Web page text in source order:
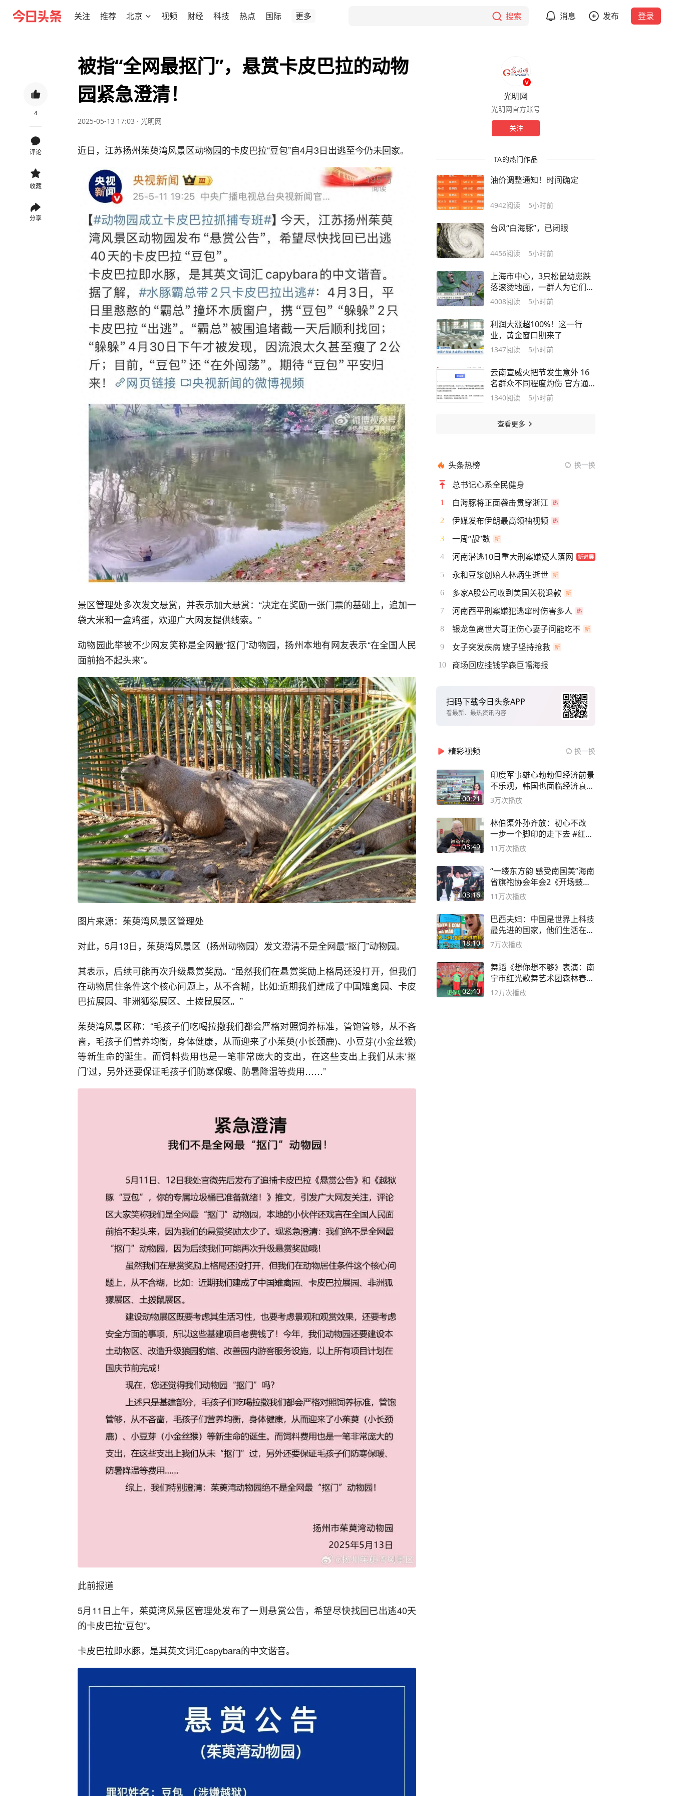
关注 推荐 北京 视频 财经 科技 热点 国际 更多 搜索 消息 发布 登录
4
评论
收藏
分享
被指“全网最抠门”，悬赏卡皮巴拉的动物
园紧急澄清！
2025-05-13 17:03 · 光明网
近日，江苏扬州茱萸湾风景区动物园的卡皮巴拉“豆包”自4月3日出逃至今仍未回家。
景区管理处多次发文悬赏，并表示加大悬赏：“决定在奖励一张门票的基础上，追加一
袋大米和一盒鸡蛋，欢迎广大网友提供线索。”
动物园此举被不少网友笑称是全网最“抠门”动物园，扬州本地有网友表示“在全国人民
面前抬不起头来”。
图片来源：茱萸湾风景区管理处
对此，5月13日，茱萸湾风景区（扬州动物园）发文澄清不是全网最“抠门”动物园。
其表示，后续可能再次升级悬赏奖励。“虽然我们在悬赏奖励上格局还没打开，但我们
在动物居住条件这个核心问题上，从不含糊，比如:近期我们建成了中国雉禽园、卡皮
巴拉展园、非洲狐獴展区、土拨鼠展区。”
茱萸湾风景区称：“毛孩子们吃喝拉撒我们都会严格对照饲养标准，管饱管够，从不吝
啬，毛孩子们营养均衡，身体健康，从而迎来了小茱萸(小长颈鹿)、小豆芽(小金丝猴)
等新生命的诞生。而饲料费用也是一笔非常庞大的支出，在这些支出上我们从未‘抠
门’过，另外还要保证毛孩子们防寒保暖、防暑降温等费用……”
此前报道
5月11日上午，茱萸湾风景区管理处发布了一则悬赏公告，希望尽快找回已出逃40天
的卡皮巴拉“豆包”。
卡皮巴拉即水豚，是其英文词汇capybara的中文谐音。
光明网
光明网官方账号
关注
TA的热门作品
油价调整通知！时间确定
4942阅读 5小时前
台风“白海豚”，已闭眼
4456阅读 5小时前
上海市中心，3只松鼠幼崽跌
落滚烫地面，一群人为它们忙
碌起来……
4008阅读 5小时前
利润大涨超100%！这一行
业，黄金窗口期来了
1347阅读 5小时前
云南宣威火把节发生意外 16
名群众不同程度灼伤 官方通
报
1340阅读 5小时前
查看更多
头条热榜 换一换
总书记心系全民健身
1 白海豚将正面袭击贯穿浙江
2 伊媒发布伊朗最高领袖视频
3 一周“靓”数
4 河南潜逃10日重大刑案嫌疑人落网
5 永和豆浆创始人林炳生逝世
6 多家A股公司收到美国关税退款
7 河南西平刑案嫌犯逃窜时伤害多人
8 银龙鱼离世大哥正伤心妻子问能吃不
9 女子突发疾病 嫂子坚持抢救
10 商场回应挂钱学森巨幅海报
扫码下载今日头条APP
看最新、最热资讯内容
精彩视频 换一换
00:21
印度军事雄心勃勃但经济前景
不乐观，韩国也面临经济衰退
风险
3万次播放
03:49
林伯渠外孙齐放：初心不改
一步一个脚印的走下去 #红船
论坛
11万次播放
03:16
“一缕东方韵 感受南国美”海南
省旗袍协会年会2《开场鼓》
二团
11万次播放
18:10
巴西夫妇：中国是世界上科技
最先进的国家，他们生活在
2999年
7万次播放
02:40
舞蹈《想你想不够》表演：南
宁市红光歌舞艺术团森林春红
舞蹈队。
12万次播放